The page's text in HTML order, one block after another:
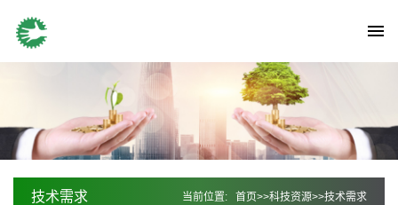
技术需求 当前位置: 首页>>科技资源>>技术需求